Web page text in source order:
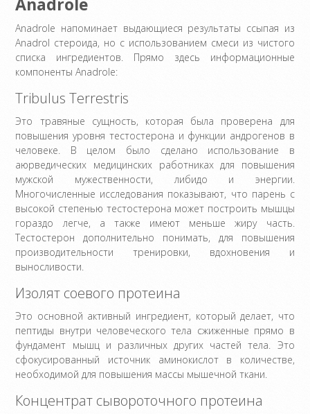
Anadrole напоминает выдающиеся результаты ссыпая из
Anadrol стероида, но с использованием смеси из чистого
списка ингредиентов. Прямо здесь информационные
компоненты Anadrole:
Tribulus Terrestris
Это травяные сущность, которая была проверена для
повышения уровня тестостерона и функции андрогенов в
человеке. В целом было сделано использование в
аюрведических медицинских работниках для повышения
мужской мужественности, либидо и энергии.
Многочисленные исследования показывают, что парень с
высокой степенью тестостерона может построить мышцы
гораздо легче, а также имеют меньше жиру часть.
Тестостерон дополнительно понимать, для повышения
производительности тренировки, вдохновения и
выносливости.
Изолят соевого протеина
Это основной активный ингредиент, который делает, что
пептиды внутри человеческого тела сжиженные прямо в
фундамент мышц и различных других частей тела. Это
сфокусированный источник аминокислот в количестве,
необходимой для повышения массы мышечной ткани.
Концентрат сывороточного протеина